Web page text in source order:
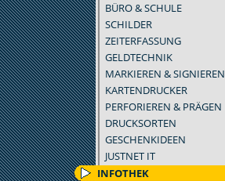
BÜRO & SCHULE
SCHILDER
ZEITERFASSUNG
GELDTECHNIK
MARKIEREN & SIGNIEREN
KARTENDRUCKER
PERFORIEREN & PRÄGEN
DRUCKSORTEN
GESCHENKIDEEN
JUSTNET IT
INFOTHEK